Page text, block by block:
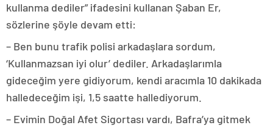
kullanma dediler” ifadesini kullanan Şaban Er,
sözlerine şöyle devam etti:
– Ben bunu trafik polisi arkadaşlara sordum,
‘Kullanmazsan iyi olur’ dediler. Arkadaşlarımla
gideceğim yere gidiyorum, kendi aracımla 10 dakikada
halledeceğim işi, 1,5 saatte hallediyorum.
– Evimin Doğal Afet Sigortası vardı, Bafra’ya gitmek